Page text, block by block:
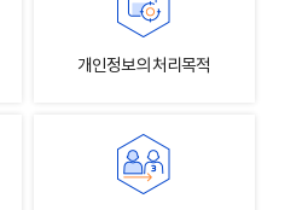
개인정보의 처리목적